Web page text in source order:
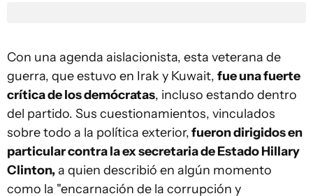
Con una agenda aislacionista, esta veterana de
guerra, que estuvo en Irak y Kuwait, fue una fuerte
crítica de los demócratas, incluso estando dentro
del partido. Sus cuestionamientos, vinculados
sobre todo a la política exterior,fueron dirigidos en
particular contra la ex secretaria de Estado Hillary
Clinton, a quien describió en algún momento
como la "encarnación de la corrupción y